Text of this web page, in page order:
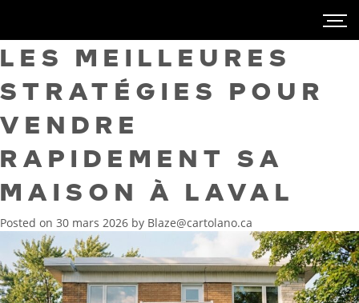
LES MEILLEURES
STRATÉGIES POUR
VENDRE
RAPIDEMENT SA
MAISON À LAVAL
Posted on 30 mars 2026 by Blaze@cartolano.ca